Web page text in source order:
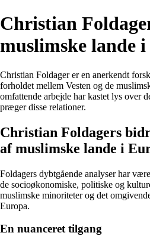
Christian
muslimske lande
Christian Foldager er en anerkendt
forholdet mellem Vesten og de
omfattende arbejde har kastet lys over
præger disse relationer.
Christian Foldagers
af muslimske lande i
Foldagers dybtgående analyser har
de socioøkonomiske, politiske og
muslimske minoriteter og det
Europa.
En nuanceret tilgang